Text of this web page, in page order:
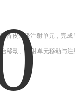
备皮升级注射单元，完成
移动、注射单元移动与注